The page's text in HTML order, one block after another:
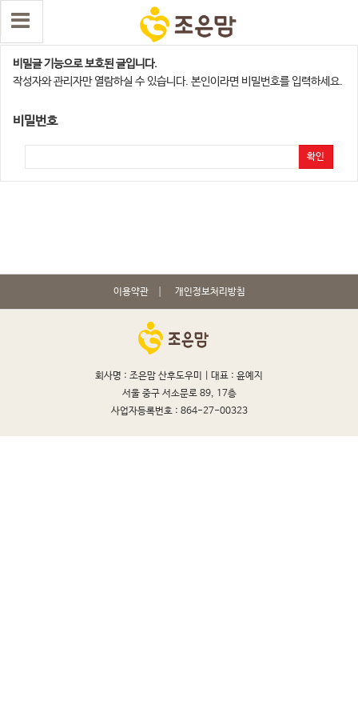
인천서구계양점
비밀글 기능으로 보호된 글입니다.
작성자와 관리자만 열람하실 수 있습니다. 본인이라면 비밀번호를 입력하세요.
비밀번호
확인
이용약관 개인정보처리방침
회사명 : 조은맘 산후도우미 | 대표 : 윤예지
서울 중구 서소문로 89, 17층
사업자등록번호 : 864-27-00323